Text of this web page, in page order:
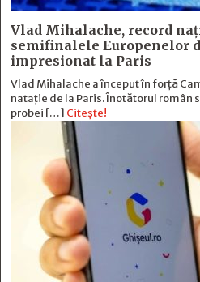
Vlad Mihalache, record
semifinalele Europenelor
impresionat la Paris
Vlad Mihalache a început în forță
natație de la Paris. Înotătorul
probei […] Citește!